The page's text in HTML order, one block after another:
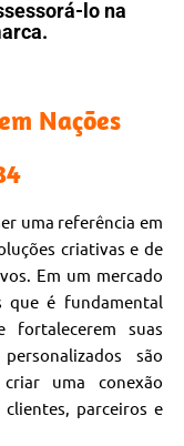
lo na
Nações
uma referência em
criativas e de
Em um mercado
que é fundamental
fortalecerem suas
são
uma conexão
parceiros e